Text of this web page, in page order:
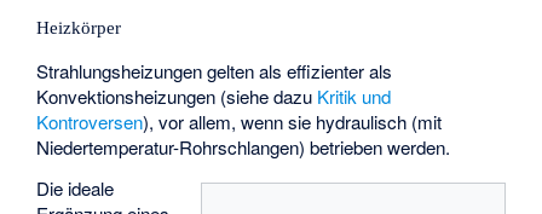
Heizkörper
Strahlungsheizungen gelten als effizienter als
Konvektionsheizungen (siehe dazu Kritik und
Kontroversen), vor allem, wenn sie hydraulisch (mit
Niedertemperatur-Rohrschlangen) betrieben werden.
Die ideale